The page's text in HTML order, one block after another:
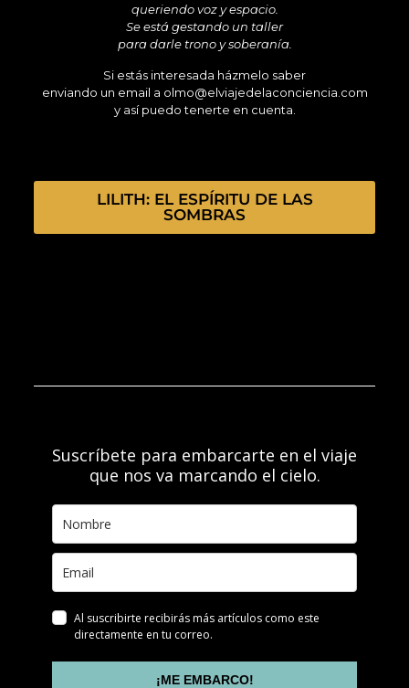
queriendo voz y espacio.
Se está gestando un taller
para darle trono y soberanía.
Si estás interesada házmelo saber
enviando un email a olmo@elviajedelaconciencia.com
y así puedo tenerte en cuenta.
LILITH: EL ESPÍRITU DE LAS
SOMBRAS
Suscríbete para embarcarte en el viaje
que nos va marcando el cielo.
Al suscribirte recibirás más artículos como este
directamente en tu correo.
¡ME EMBARCO!